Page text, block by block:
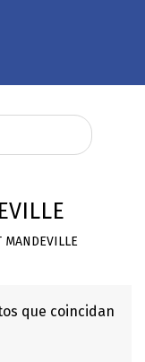
MANDEVILLE
que coincidan